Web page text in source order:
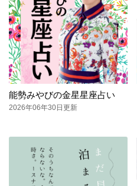
能勢みやびの金星星座占い
2026年06年30日更新